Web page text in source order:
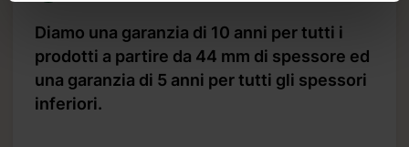
Diamo una garanzia di 10 anni per tutti i
prodotti a partire da 44 mm di spessore ed
una garanzia di 5 anni per tutti gli spessori
inferiori.